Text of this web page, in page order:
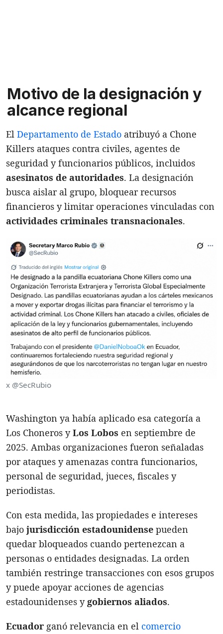
Motivo de la designación y
alcance regional
El Departamento de Estado atribuyó a Chone
Killers ataques contra civiles, agentes de
seguridad y funcionarios públicos, incluidos
asesinatos de autoridades. La designación
busca aislar al grupo, bloquear recursos
financieros y limitar operaciones vinculadas con
actividades criminales transnacionales.
x @SecRubio
Washington ya había aplicado esa categoría a
Los Choneros yLos Lobos en septiembre de
2025. Ambas organizaciones fueron señaladas
por ataques y amenazas contra funcionarios,
personal de seguridad, jueces, fiscales y
periodistas.
Con esta medida, las propiedades e intereses
bajo jurisdicción estadounidense pueden
quedar bloqueados cuando pertenezcan a
personas o entidades designadas. La orden
también restringe transacciones con esos grupos
y puede apoyar acciones de agencias
estadounidenses y gobiernos aliados.
Ecuador ganó relevancia en el comercio